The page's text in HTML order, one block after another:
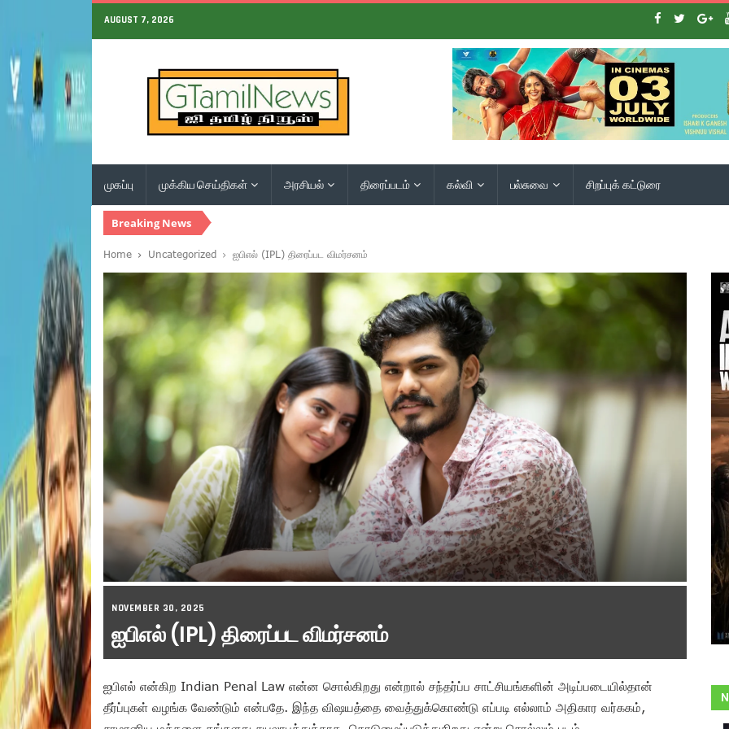
AUGUST 7, 2026
முகப்பு முக்கிய செய்திகள் அரசியல் திரைப்படம் கல்வி பல்சுவை சிறப்புக் கட்டுரை
Breaking News
Home Uncategorized ஐபிஎல் (IPL) திரைப்பட விமர்சனம்
NOVEMBER 30, 2025
ஐபிஎல் (IPL) திரைப்பட விமர்சனம்
ஐபிஎல் என்கிற Indian Penal Law என்ன சொல்கிறது என்றால் சந்தர்ப்ப சாட்சியங்களின் அடிப்படையில்தான்
தீர்ப்புகள் வழங்க வேண்டும் என்பதே. இந்த விஷயத்தை வைத்துக்கொண்டு எப்படி எல்லாம் அதிகார வர்ககம்,